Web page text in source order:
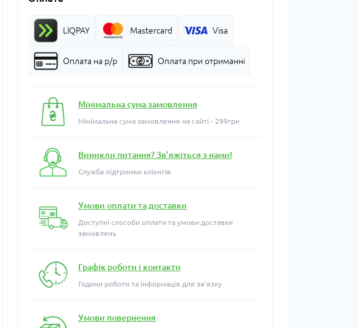
LIQPAY Mastercard Visa
Оплата на р/р Оплата при отриманні
Мінімальна сума замовлення
Мінімальна сума замовлення на сайті - 299грн
Виникли питання? Зв'яжіться з нами!
Служба підтримки клієнтів
Умови оплати та доставки
Доступні способи оплати та умови доставки
замовлень
Графік роботи і контакти
Години роботи та інформація для зв'язку
Умови повернення